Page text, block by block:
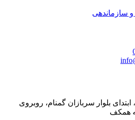
سازماندهی
بلوار سربازان گمنام، روبروی
همکف